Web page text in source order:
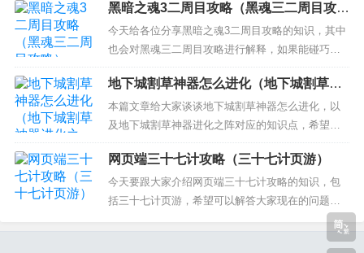
暖第十五章15-3高分搭配攻略 2、奇迹暖暖第三章公
主级怎么搭配 S级搭配攻略 3、奇迹暖暖第十三章1
3-3高分搭配攻略 奇迹暖暖第十五章15-3高分搭配...
黑暗之魂3二周目攻略（黑魂三二周目攻
略）
今天给各位分享黑暗之魂3二周目攻略的知识，其中
也会对黑魂三二周目攻略进行解释，如果能碰巧解
决你现在面临的问题，别忘了关注本站，现在开始
吧！ 本文目录一览： 1、黑暗之魂3武器还原mod开
不了下周目 2、《黑暗之魂3》二周目可以继承什么
东西? 3、黑暗之魂3 二周目继承物品攻略 二周目可
以继承...
地下城割草神器怎么进化（地下城割草神
器进化之阵）
本篇文章给大家谈谈地下城割草神器怎么进化，以
及地下城割草神器进化之阵对应的知识点，希望对
各位有所帮助，不要忘了收藏本站喔。 本文目录一
览： 1、地下城割草如何进化鞭子 2、地下城割草稀
有升级神器的顺序 3、地下城割草雷神之锤怎么进化
4、地下城割草怎么进化装备 地下城割草如何进化鞭
网页端三十七计攻略（三十七计页游）
今天要跟大家介绍网页端三十七计攻略的知识，包
括三十七计页游，希望可以解答大家现在的问题！
本文目录一览： 1、兵法三十七计逐鹿中原怎么破阵
的 2、兵法三十七计宝库将顺序 3、三十六计的游戏